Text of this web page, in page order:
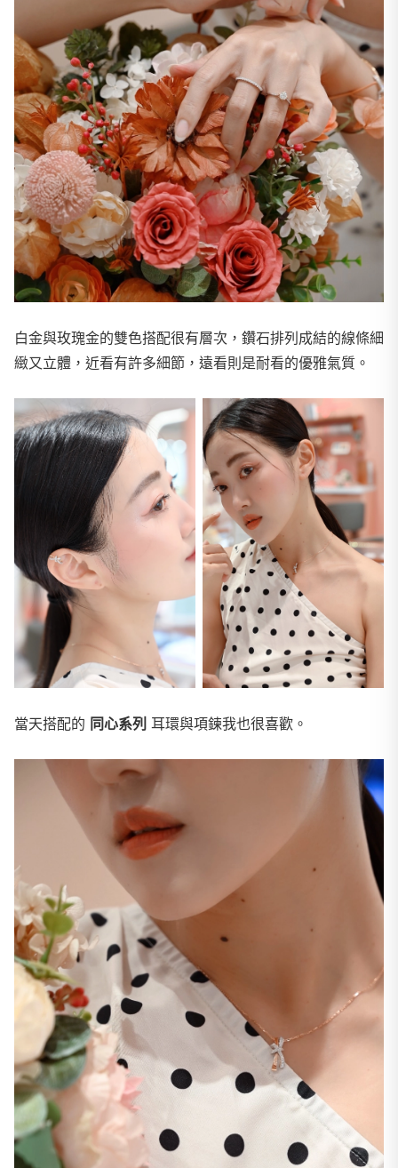
白金與玫瑰金的雙色搭配很有層次，鑽石排列成結的線條細
緻又立體，近看有許多細節，遠看則是耐看的優雅氣質。
當天搭配的 同心系列 耳環與項鍊我也很喜歡。